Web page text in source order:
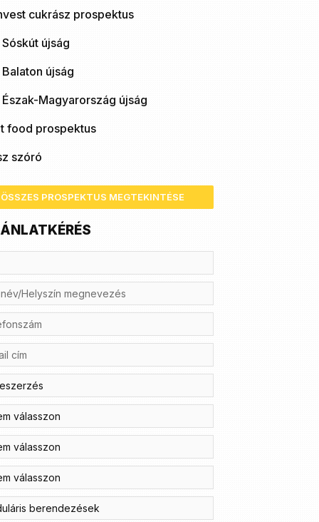
cukrász prospektus
újság
újság
Magyarország újság
food prospektus
szóró
ÖSSZES PROSPEKTUS MEGTEKINTÉSE